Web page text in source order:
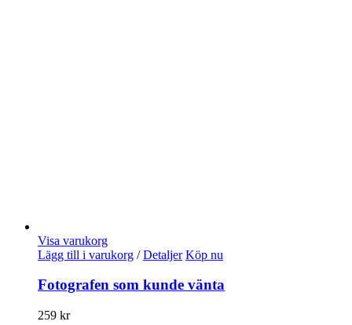
Visa varukorg
Lägg till i varukorg / Detaljer Köp nu
Fotografen som kunde vänta
259 kr